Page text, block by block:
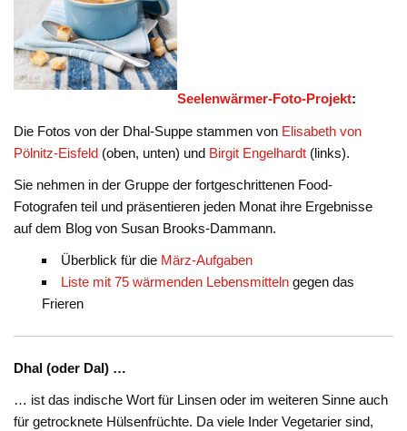
Seelenwärmer-Foto-Projekt:
Die Fotos von der Dhal-Suppe stammen von Elisabeth von
Pölnitz-Eisfeld (oben, unten) und Birgit Engelhardt (links).
Sie nehmen in der Gruppe der fortgeschrittenen Food-
Fotografen teil und präsentieren jeden Monat ihre Ergebnisse
auf dem Blog von Susan Brooks-Dammann.
Überblick für die März-Aufgaben
Liste mit 75 wärmenden Lebensmittelngegen das
Frieren
Dhal (oder Dal) …
… ist das indische Wort für Linsen oder im weiteren Sinne auch
für getrocknete Hülsenfrüchte. Da viele Inder Vegetarier sind,